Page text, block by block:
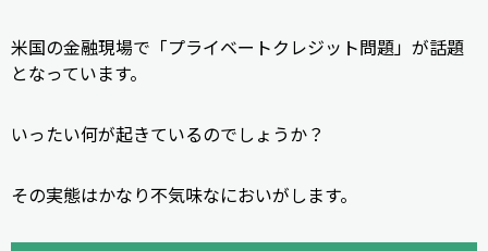
米国の金融現場で「プライベートクレジット問題」が話題
となっています。
いったい何が起きているのでしょうか？
その実態はかなり不気味なにおいがします。